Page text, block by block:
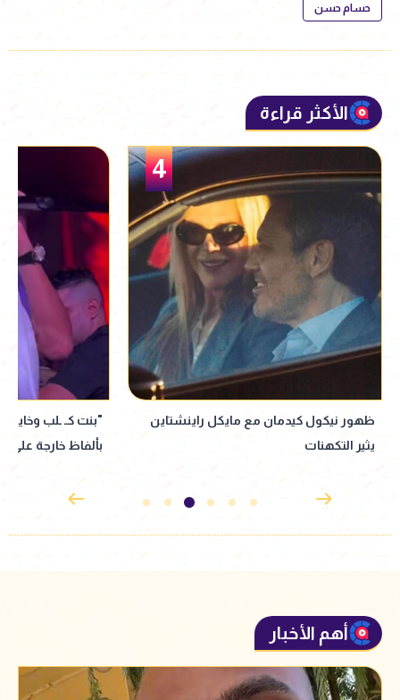
حسام حسن
الأكثر قراءة
5
"بنت كـ ـلب وخاينة".. حمو بيكا يثير الجدل
بألفاظ خارجة على المسرح
إيهاب فهمي يشيد
انطلاق عروضها
للمسرح
أهم الأخبار